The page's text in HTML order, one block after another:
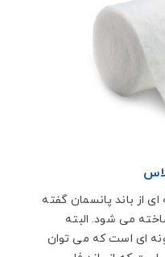
از باند پانسمان گفته
می شود. البته
ای است که می توان